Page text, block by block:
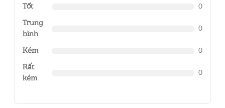
Tốt
0
Trung
bình
0
Kém
0
Rất
kém
0